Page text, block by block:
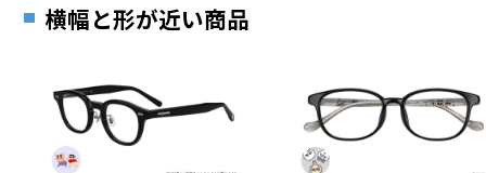
横幅と形が近い商品